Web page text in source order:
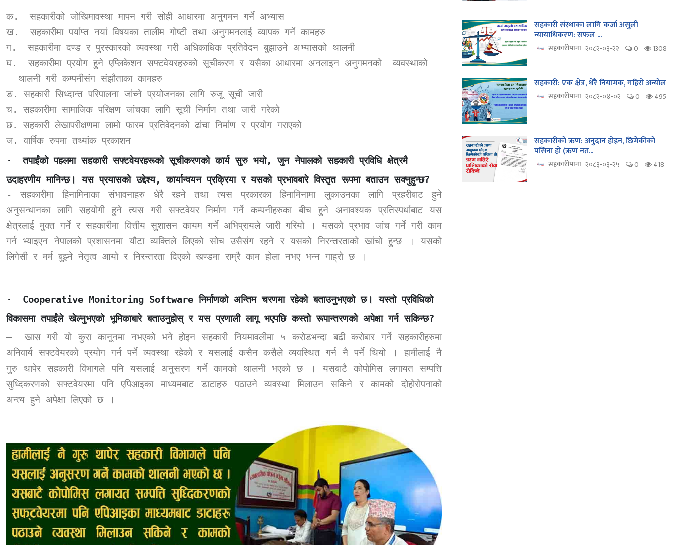
क.
सहकारीको जोखिमावस्था मापन गरी सोही आधारमा अनुगमन गर्ने अभ्यास
ख.
सहकारीमा पर्याप्त नयां विषयका तालीम गोष्टी तथा अनुगमनलाई व्यापक गर्ने कामहरु
ग.
सहकारीमा दण्ड र पुरस्कारको व्यवस्था गरी अधिकाधिक प्रतिवेदन बुझाउने अभ्यासको थालनी
घ.
सहकारीमा प्रयोग हुने एप्लिकेशन सफ्टवेयरहरुको सूचीकरण र यसैका आधारमा अनलाइन अनुगमनको व्यवस्थाको
थालनी गरी कम्पनीसंग संझौताका कामहरु
ङ. सहकारी सिध्दान्त परिपालना जांच्ने प्रयोजनका लागि रुजू सूची जारी
च. सहकारीमा सामाजिक परिक्षण जांचका लागि सूची निर्माण तथा जारी गरेको
छ. सहकारी लेखापरीक्षणमा लामो फारम प्रतिवेदनको ढांचा निर्माण र प्रयोग गराएको
ज. वार्षिक रुपमा तथ्यांक प्रकाशन
·
तपाईंको पहलमा सहकारी सफ्टवेयरहरूको सूचीकरणको कार्य सुरु भयो,जुन नेपालको सहकारी प्रविधि क्षेत्रमै
उदाहरणीय मानिन्छ। यस प्रयासको उद्देश्य,कार्यान्वयन प्रक्रिया र यसको प्रभावबारे विस्तृत रूपमा बताउन सक्नुहुन्छ?
-सहकारीमा हिनामिनाका संभावनाहरु धेरै रहने तथा त्यस प्रकारका हिनामिनामा लुकाउनका लागि प्रहरीबाट हुने
अनुसन्धानका लागि सहयोगी हुने त्यस गरी सफ्टवेयर निर्माण गर्ने कम्पनीहरुका बीच हुने अनावश्यक प्रतिस्पर्धाबाट यस
क्षेत्रलाई मुक्त गर्ने र सहकारीमा वित्तीय सुशासन कायम गर्ने अभिप्रायले जारी गरियो । यसको प्रभाव जांच गर्ने गरी काम
गर्न भ्याइएन नेपालको प्रशासनमा यौटा व्यक्तिले लिएको सोच उसैसंग रहने र यसको निरन्तरताको खांचो हुन्छ । यसको
लिगेसी र मर्म बुझ्ने नेतृत्व आयो र निरन्तरता दिएको खण्डमा राम्रै काम होला नभए भन्न गाह्रो छ ।
· Cooperative Monitoring Softwareनिर्माणको अन्तिम चरणमा रहेको बताउनुभएको छ। यस्तो प्रविधिको
विकासमा तपाईंले खेल्नुभएको भूमिकाबारे बताउनुहोस् र यस प्रणाली लागू भएपछि कस्तो रूपान्तरणको अपेक्षा गर्न सकिन्छ?
–
खास गरी यो कुरा कानूनमा नभएको भने होइन सहकारी नियमावलीमा ५ करोडभन्दा बढी करोबार गर्ने सहकारीहरुमा
अनिवार्य सफ्टवेयरको प्रयोग गर्न पर्ने व्यवस्था रहेको र यसलाई कसैन कसैले व्यवस्थित गर्न नै पर्ने थियो । हामीलाई नै
गुरु थापेर सहकारी विभागले पनि यसलाई अनुसरण गर्ने कामको थालनी भएको छ । यसबाटै कोपोमिस लगायत सम्पत्ति
सुध्दिकरणको सफ्टवेयरमा पनि एपिआइका माध्यमबाट डाटाहरु पठाउने व्यवस्था मिलाउन सकिने र कामको दोहोरोपनाको
अन्त्य हुने अपेक्षा लिएको छ ।
सहकारी संस्थाका लागि कर्जा असुली
न्यायाधिकरण: सफल ...
सहकारीपाना २०८२-०३-२२ 0 1308
सहकारी: एक क्षेत्र, धेरै नियामक, गहिरो अन्योल
सहकारीपाना २०८२-०४-०२ 0 495
सहकारीको ऋण: अनुदान होइन, छिमेकीको
पसिना हो (ऋण नत...
सहकारीपाना २०८३-०३-२५ 0 418